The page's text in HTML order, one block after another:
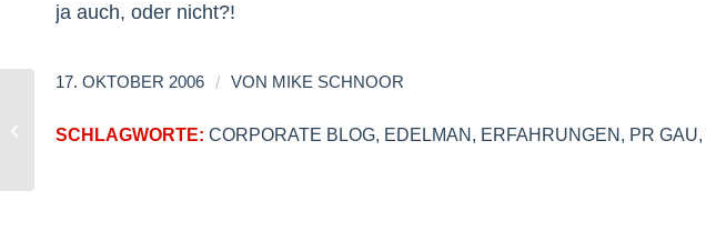
ja auch, oder nicht?!
17. OKTOBER 2006 / VON MIKE SCHNOOR
SCHLAGWORTE: CORPORATE BLOG EDELMAN ERFAHRUNGEN PR GAU
Online Dating und Web 2.0 (Teil 1)